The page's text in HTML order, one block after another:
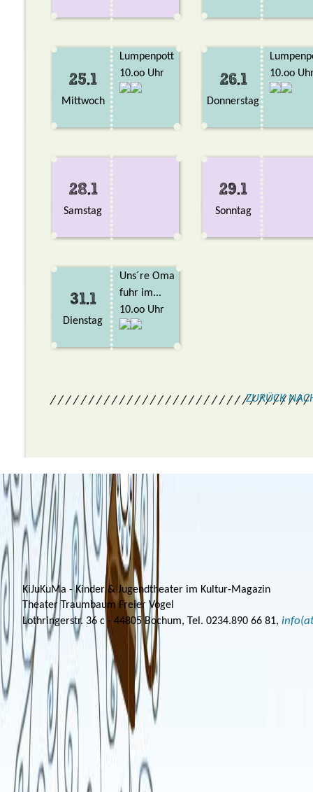
25.1
Mittwoch
Lumpenpott
10.oo Uhr
26.1
Donnerstag
10.oo
28.1
Samstag
29.1
Sonntag
31.1
Dienstag
Uns´re Oma
fuhr im...
10.oo Uhr
/ / / / / / / / / / / / / / / / / / / / / / / / / / / / / / / / / /
ZURÜCK
KiJuKuMa - Kinder & Jugendtheater im Kultur-Magazin
Theater Traumbaum Freier Vogel
Lothringerstr. 36 c - 44805 Bochum, Tel. 0234.890 66 81,